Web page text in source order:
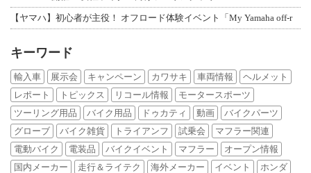
【ヤマハ】初心者が主役！ オフロード体験イベント「My Yamaha off-r
キーワード
輸入車 展示会 キャンペーン カワサキ 車両情報
ヘルメット
レポート
トピックス リコール情報
モータースポーツ
ツーリング用品
バイク用品 ドゥカティ 動画
バイクパーツ
グローブ
バイク雑貨 トライアンフ 試乗会
マフラー関連
電動バイク
電装品 バイクイベント マフラー
オープン情報
国内メーカー
走行＆ライテク 海外メーカー イベント
ホンダ